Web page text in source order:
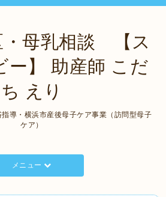
・母乳相談 【ス
ー】 助産師 こだ
ち えり
導・横浜市産後母子ケア事業（訪問型母子
ケア）
メニュー